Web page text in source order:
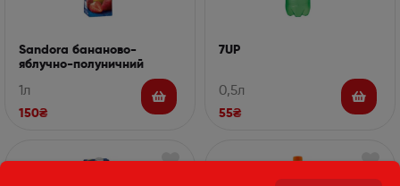
Sandora бананово-
яблучно-полуничний
1л
150₴
7UP
0,5л
55₴